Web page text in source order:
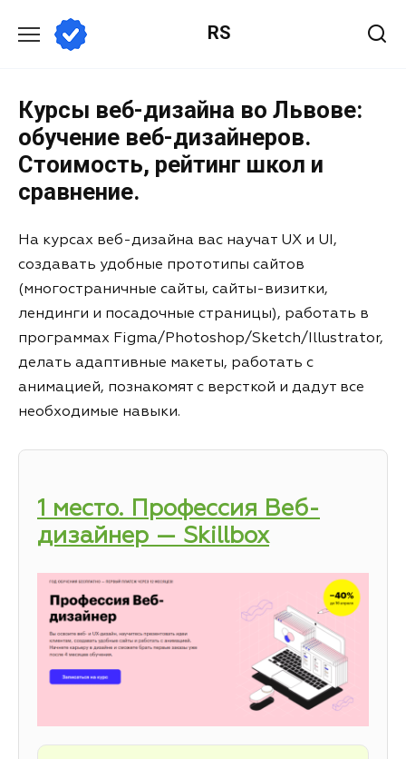
RS
Курсы веб-дизайна во Львове:
обучение веб-дизайнеров.
Стоимость, рейтинг школ и
сравнение.
На курсах веб-дизайна вас научат UX и UI,
создавать удобные прототипы сайтов
(многостраничные сайты, сайты-визитки,
лендинги и посадочные страницы), работать в
программах Figma/Photoshop/Sketch/Illustrator,
делать адаптивные макеты, работать с
анимацией, познакомят с версткой и дадут все
необходимые навыки.
1 место. Профессия Веб-
дизайнер — Skillbox